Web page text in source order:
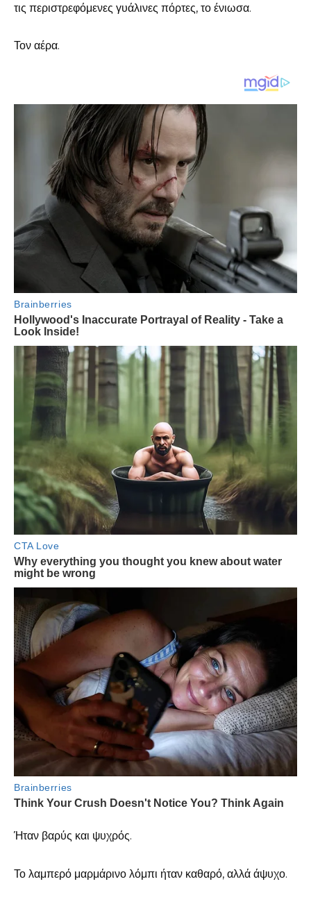
τις περιστρεφόμενες γυάλινες πόρτες, το ένιωσα.
Τον αέρα.
Ήταν βαρύς και ψυχρός.
Το λαμπερό μαρμάρινο λόμπι ήταν καθαρό, αλλά άψυχο.